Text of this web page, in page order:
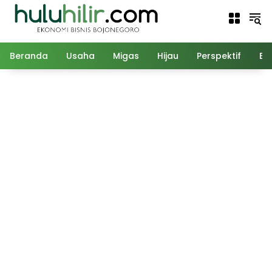
Langsung
Beranda Usaha Migas Hijau Perspektif